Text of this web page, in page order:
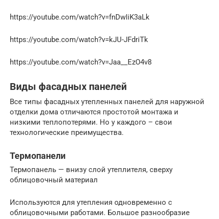
https://youtube.com/watch?v=fnDwIiK3aLk
https://youtube.com/watch?v=kJU-JFdriTk
https://youtube.com/watch?v=Jaa__EzO4v8
Виды фасадных панелей
Все типы фасадных утепленных панелей для наружной
отделки дома отличаются простотой монтажа и
низкими теплопотерями. Но у каждого – свои
технологические преимущества.
Термопанели
Термопанель — внизу слой утеплителя, сверху
облицовочный материал
Используются для утепления одновременно с
облицовочными работами. Большое разнообразие